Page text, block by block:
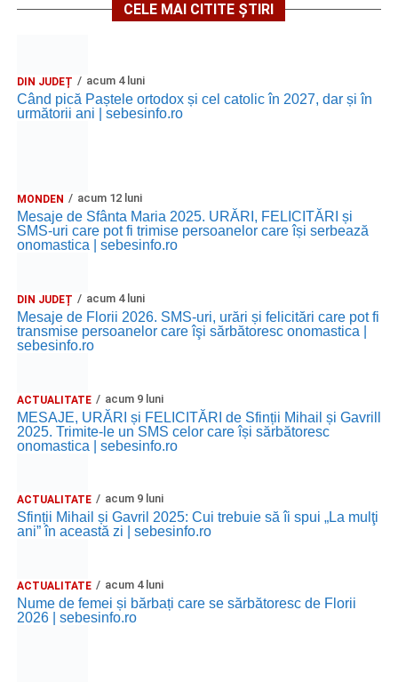
CELE MAI CITITE ȘTIRI
DIN JUDEȚ acum 4 luni
Când pică Paștele ortodox și cel catolic în 2027, dar și în
următorii ani | sebesinfo.ro
MONDEN acum 12 luni
Mesaje de Sfânta Maria 2025. URĂRI, FELICITĂRI și
SMS-uri care pot fi trimise persoanelor care își serbează
onomastica | sebesinfo.ro
DIN JUDEȚ acum 4 luni
Mesaje de Florii 2026. SMS-uri, urări și felicitări care pot fi
transmise persoanelor care îşi sărbătoresc onomastica |
sebesinfo.ro
ACTUALITATE acum 9 luni
MESAJE, URĂRI și FELICITĂRI de Sfinții Mihail și Gavrill
2025. Trimite-le un SMS celor care își sărbătoresc
onomastica | sebesinfo.ro
ACTUALITATE acum 9 luni
Sfinții Mihail și Gavril 2025: Cui trebuie să îi spui „La mulţi
ani” în această zi | sebesinfo.ro
ACTUALITATE acum 4 luni
Nume de femei și bărbați care se sărbătoresc de Florii
2026 | sebesinfo.ro